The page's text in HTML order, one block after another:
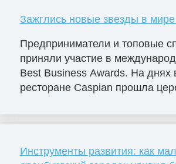
Зажглись новые звезды в мире
Предприниматели и топовые
приняли участие в
Best Business Awards. На днях
ресторане Caspian прошла
Инструменты развития: как